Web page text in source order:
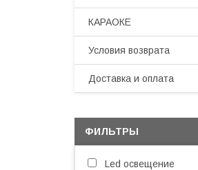
КАРАОКЕ
Условия возврата
Доставка и оплата
ФИЛЬТРЫ
Led освещение